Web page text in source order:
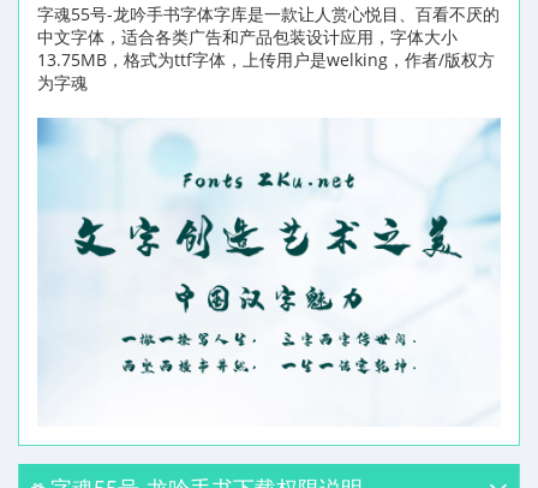
字魂55号-龙吟手书字体字库是一款让人赏心悦目、百看不厌的
中文字体，适合各类广告和产品包装设计应用，字体大小
13.75MB，格式为ttf字体，上传用户是welking，作者/版权方
为字魂